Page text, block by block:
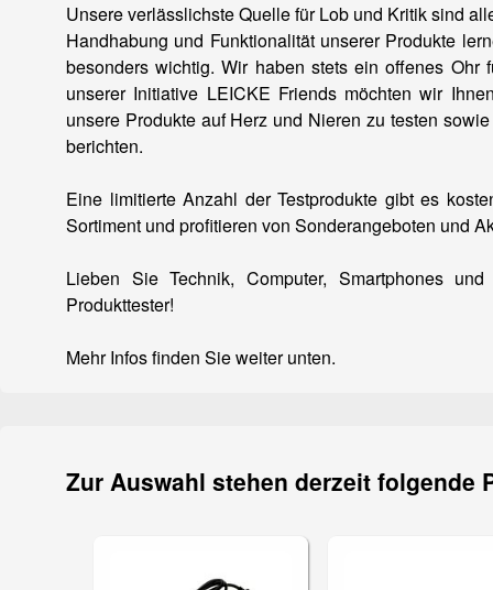
Unsere verlässlichste Quelle für Lob und Kritik sind
Handhabung und Funktionalität unserer Produkte
besonders wichtig. Wir haben stets ein offenes Ohr
unserer Initiative LEICKE Friends möchten wir
unsere Produkte auf Herz und Nieren zu testen
berichten.
Eine limitierte Anzahl der Testprodukte gibt es
Sortiment und profitieren von Sonderangeboten und
Lieben Sie Technik, Computer, Smartphones
Produkttester!
Mehr Infos finden Sie weiter unten.
Zur Auswahl stehen derzeit folgende